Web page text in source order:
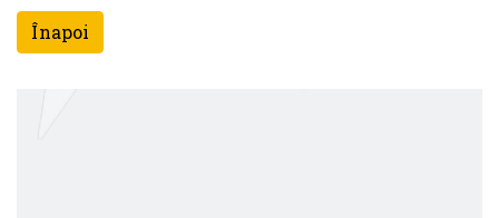
Înapoi